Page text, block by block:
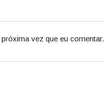
vez que eu comentar.